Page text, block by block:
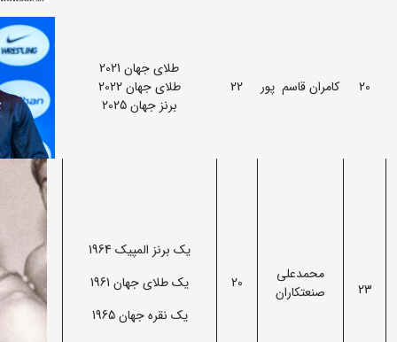
20 کامران قاسم پور 22
طلای جهان 2021
طلای جهان 2022
برنز جهان 2025
23
محمدعلی
صنعتکاران
20
یک برنز المپیک 1964
یک طلای جهان 1961
یک نقره جهان 1965